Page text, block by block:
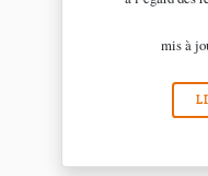
mis à